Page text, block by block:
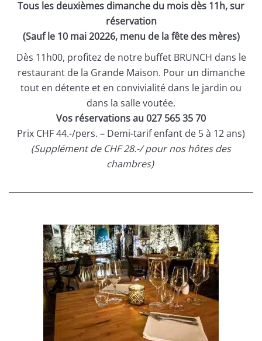
Tous les deuxièmes dimanche du mois dès 11h, sur
réservation
(Sauf le 10 mai 20226, menu de la fête des mères)
Dès 11h00, profitez de notre buffet BRUNCH dans le
restaurant de la Grande Maison. Pour un dimanche
tout en détente et en convivialité dans le jardin ou
dans la salle voutée.
Vos réservations au 027 565 35 70
Prix CHF 44.-/pers. – Demi-tarif enfant de 5 à 12 ans)
(Supplément de CHF 28.-/ pour nos hôtes des
chambres)